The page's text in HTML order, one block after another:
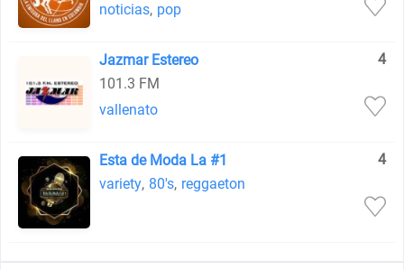
noticias, pop
Jazmar Estereo
4
101.3 FM
vallenato
Esta de Moda La #1
4
variety, 80's, reggaeton